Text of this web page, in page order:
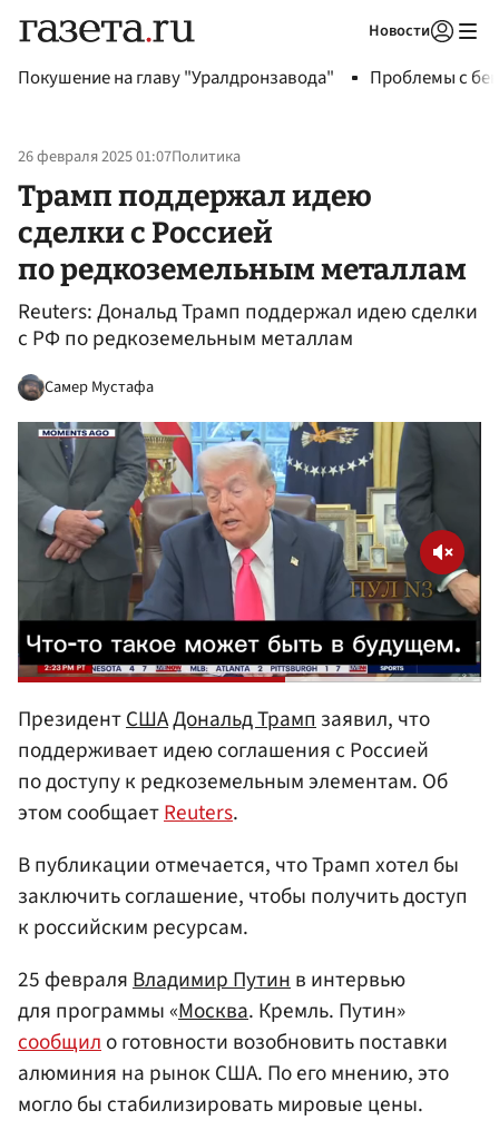
Новости
Покушение на главу "Уралдронзавода" Проблемы с
26 февраля 2025 01:07Политика
Трамп поддержал идею
сделки с Россией
по редкоземельным металлам
Reuters: Дональд Трамп поддержал идею сделки
с РФ по редкоземельным металлам
Самер Мустафа
ПрезидентСШАДональд Трампзаявил, что
поддерживает идею соглашения с Россией
по доступу к редкоземельным элементам. Об
этом сообщаетReuters.
В публикации отмечается, что Трамп хотел бы
заключить соглашение, чтобы получить доступ
к российским ресурсам.
25 февраляВладимир Путинв интервью
для программы «Москва. Кремль. Путин»
сообщило готовности возобновить поставки
алюминия на рынок США. По его мнению, это
могло бы стабилизировать мировые цены.